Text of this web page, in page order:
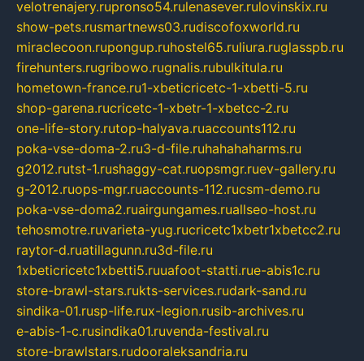
velotrenajery.rupronso54.rulenasever.rulovinskix.ru
show-pets.rusmartnews03.rudiscofoxworld.ru
miraclecoon.rupongup.ruhostel65.ruliura.ruglasspb.ru
firehunters.rugribowo.rugnalis.rubulkitula.ru
hometown-france.ru1-xbeticricetc-1-xbetti-5.ru
shop-garena.rucricetc-1-xbetr-1-xbetcc-2.ru
one-life-story.rutop-halyava.ruaccounts112.ru
poka-vse-doma-2.ru3-d-file.ruhahahaharms.ru
g2012.rutst-1.rushaggy-cat.ruopsmgr.ruev-gallery.ru
g-2012.ruops-mgr.ruaccounts-112.rucsm-demo.ru
poka-vse-doma2.ruairgungames.ruallseo-host.ru
tehosmotre.ruvarieta-yug.rucricetc1xbetr1xbetcc2.ru
raytor-d.ruatillagunn.ru3d-file.ru
1xbeticricetc1xbetti5.ruuafoot-statti.rue-abis1c.ru
store-brawl-stars.rukts-services.rudark-sand.ru
sindika-01.rusp-life.rux-legion.rusib-archives.ru
e-abis-1-c.rusindika01.ruvenda-festival.ru
store-brawlstars.rudooraleksandria.ru